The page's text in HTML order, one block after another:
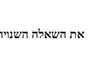
את השאלה